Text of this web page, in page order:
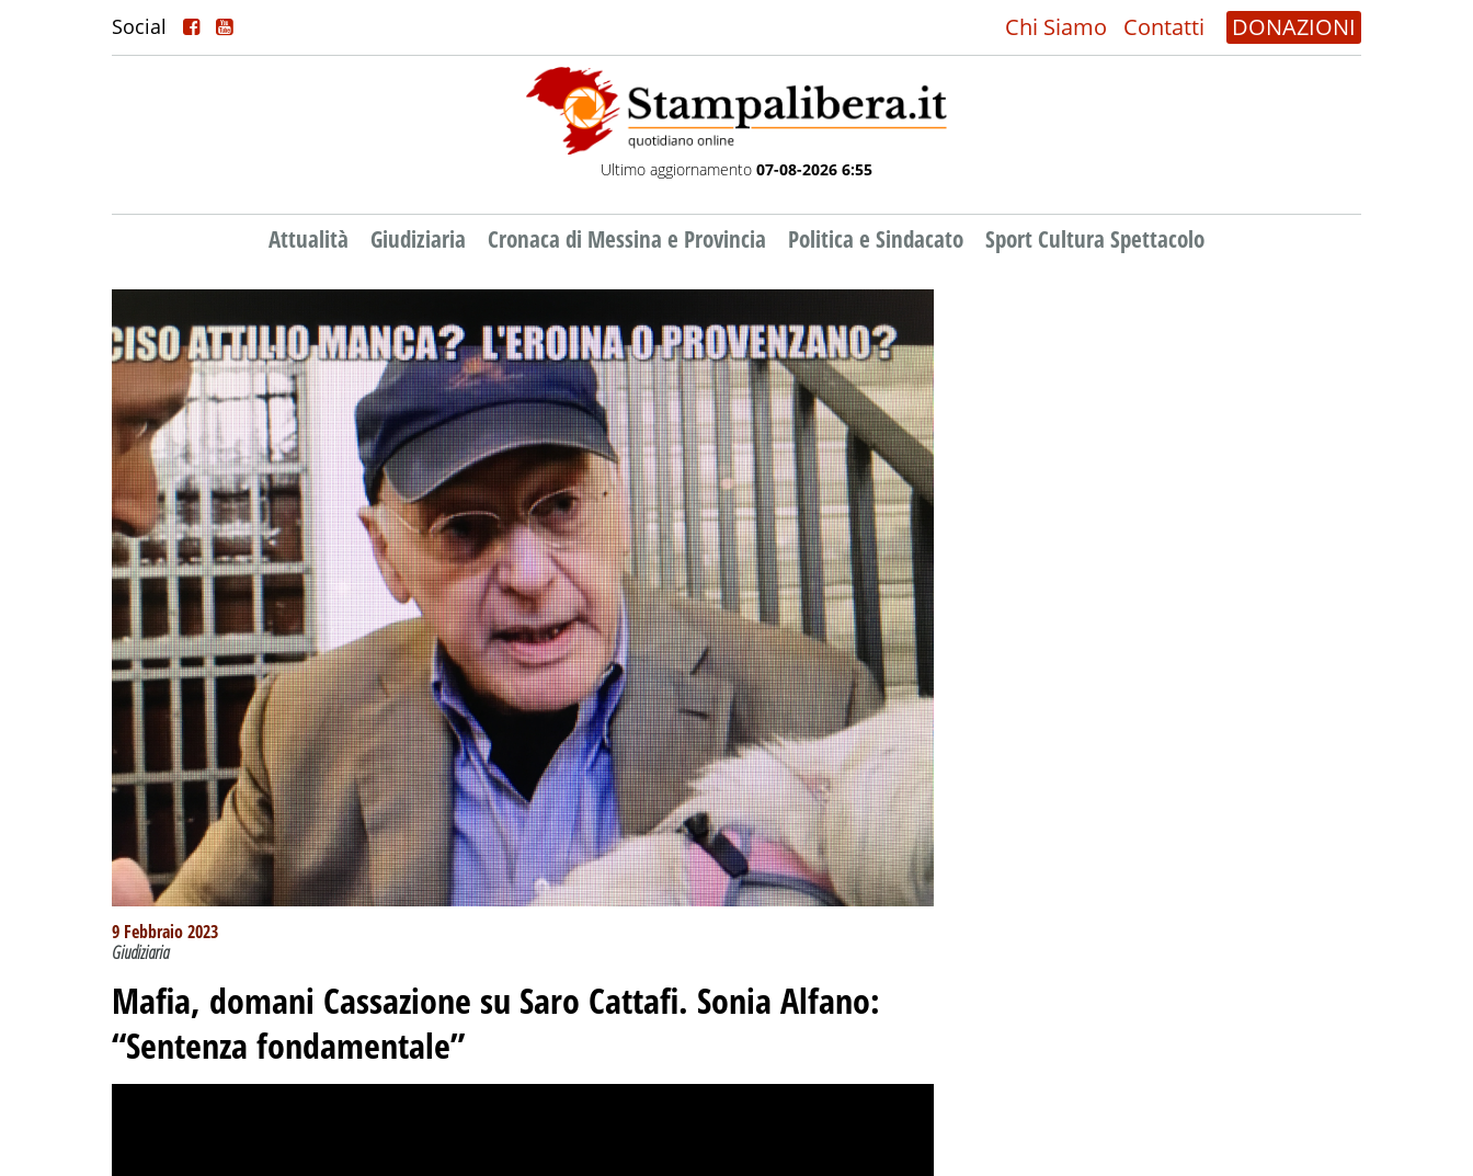
Social Chi Siamo Contatti DONAZIONI
Ultimo aggiornamento 07-08-2026 6:55
Attualità Giudiziaria Cronaca di Messina e Provincia Politica e Sindacato Sport Cultura Spettacolo
9 Febbraio 2023
Giudiziaria
Mafia, domani Cassazione su Saro Cattafi. Sonia Alfano:
“Sentenza fondamentale”